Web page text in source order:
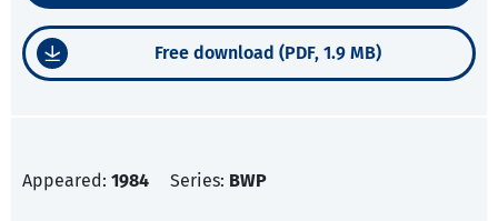
Free download (PDF, 1.9 MB)
Appeared: 1984 Series: BWP